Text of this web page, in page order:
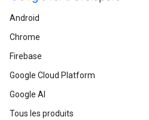
Android
Chrome
Firebase
Google Cloud Platform
Google AI
Tous les produits